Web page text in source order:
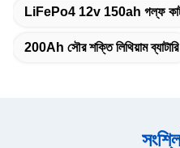
LiFePo4 12v 150ah গল্ফ কার্ট
200Ah সৌর শক্তি লিথিয়াম ব্যাটারি